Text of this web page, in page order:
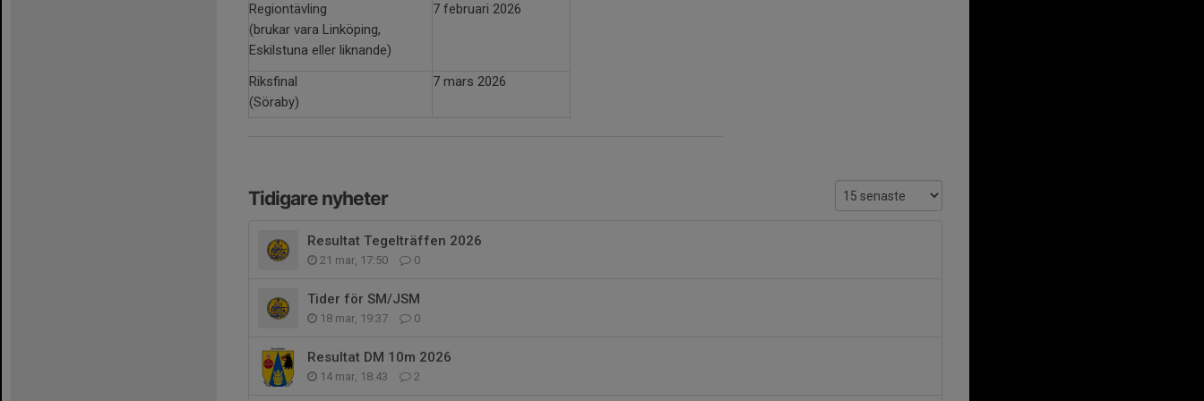
Regiontävling
(brukar vara Linköping,
Eskilstuna eller liknande)
7 februari 2026
Riksfinal
(Söraby)
7 mars 2026
Tidigare nyheter
Resultat Tegelträffen 2026
21 mar, 17:50 0
Tider för SM/JSM
18 mar, 19:37 0
Resultat DM 10m 2026
14 mar, 18:43 2